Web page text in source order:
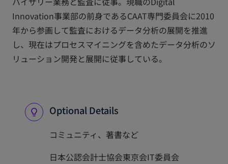
Innovation事業部の前身であるCAAT専門委員会に2010
年から参画して監査におけるデータ分析の展開を推進
し、現在はプロセスマイニングを含めたデータ分析のソ
リューション開発と展開に従事している。
Optional Details
コミュニティ、著書など
日本公認会計士協会東京会IT委員会